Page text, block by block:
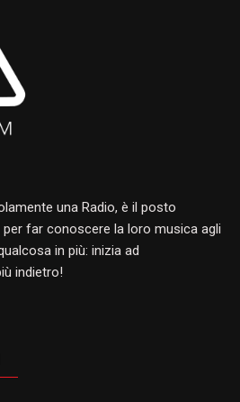
una Radio, è il posto
far conoscere la loro musica agli
in più: inizia ad
indietro!